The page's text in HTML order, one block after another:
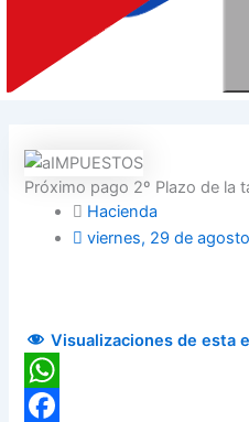
Próximo pago 2º Plazo de la
Hacienda
viernes, 29 de
Visualizaciones de esta
WhatsApp